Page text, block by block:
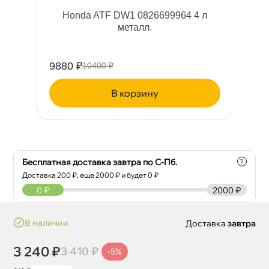
Honda ATF DW1 0826699964 4 л
металл.
9880 ₽10400 ₽
корзину
Бесплатная доставка завтра по С-Пб.
Доставка200 ₽, еще2000 ₽ и будет 0 ₽
?
2000 ₽
0 ₽
наличии
3 240 ₽3 410 ₽ -5%
Доставка завтра